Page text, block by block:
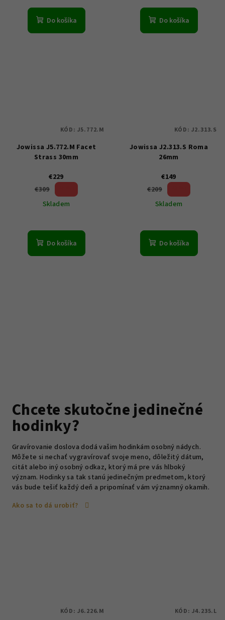
Do košíka Do košíka
Jowissa J5.772.M Facet
Strass 30mm
€229
€309
Skladem
Do košíka
KÓD: J5.772.M
Jowissa J2.313.S Roma
26mm
€149
€209
Skladem
Do košíka
KÓD: J2.313.S
Chcete skutočne jedinečné
hodinky?
Gravírovanie doslova dodá vašim hodinkám osobný nádych.
Môžete si nechať vygravírovať svoje meno, dôležitý dátum,
citát alebo iný osobný odkaz, ktorý má pre vás hlboký
význam. Hodinky sa tak stanú jedinečným predmetom, ktorý
vás bude tešiť každý deň a pripomínať vám významný okamih.
Ako sa to dá urobiť?
KÓD: J6.226.M KÓD: J4.235.L